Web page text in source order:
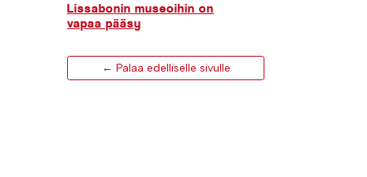
Lissabonin museoihin on
vapaa pääsy
← Palaa edelliselle sivulle